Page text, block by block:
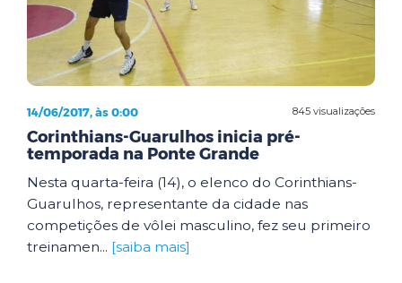
845 visualizações
14/06/2017, às 0:00
Corinthians-Guarulhos inicia pré-
temporada na Ponte Grande
Nesta quarta-feira (14), o elenco do Corinthians-
Guarulhos, representante da cidade nas
competições de vôlei masculino, fez seu primeiro
treinamen... [saiba mais]